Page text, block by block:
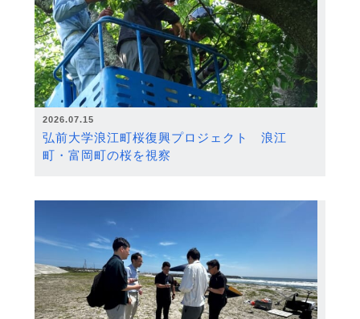
2026.07.15
弘前大学浪江町桜復興プロジェクト 浪江
町・富岡町の桜を視察